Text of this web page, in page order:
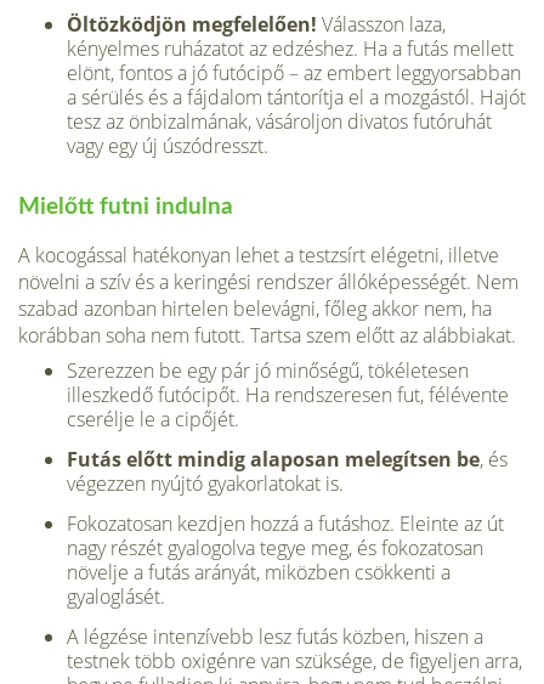
Öltözködjön megfelelően! Válasszon laza,
kényelmes ruházatot az edzéshez. Ha a futás mellett
elönt, fontos a jó futócipő – az embert leggyorsabban
a sérülés és a fájdalom tántorítja el a mozgástól. Hajót
tesz az önbizalmának, vásároljon divatos futóruhát
vagy egy új úszódresszt.
Mielőtt futni indulna
A kocogással hatékonyan lehet a testzsírt elégetni, illetve
növelni a szív és a keringési rendszer állóképességét. Nem
szabad azonban hirtelen belevágni, főleg akkor nem, ha
korábban soha nem futott. Tartsa szem előtt az alábbiakat.
Szerezzen be egy pár jó minőségű, tökéletesen
illeszkedő futócipőt. Ha rendszeresen fut, félévente
cserélje le a cipőjét.
Futás előtt mindig alaposan melegítsen be, és
végezzen nyújtó gyakorlatokat is.
Fokozatosan kezdjen hozzá a futáshoz. Eleinte az út
nagy részét gyalogolva tegye meg, és fokozatosan
növelje a futás arányát, miközben csökkenti a
gyaloglásét.
A légzése intenzívebb lesz futás közben, hiszen a
testnek több oxigénre van szüksége, de figyeljen arra,